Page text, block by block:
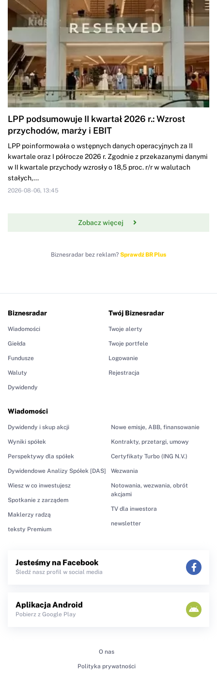
LPP podsumowuje II kwartał 2026 r.: Wzrost
przychodów, marży i EBIT
LPP poinformowała o wstępnych danych operacyjnych za II
kwartale oraz I półrocze 2026 r. Zgodnie z przekazanymi danymi
w II kwartale przychody wzrosły o 18,5 proc. r/r w walutach
stałych,...
2026-08-06, 13:45
Zobacz więcej
Biznesradar bez reklam? Sprawdź BR Plus
Biznesradar
Wiadomości
Giełda
Fundusze
Waluty
Dywidendy
Wiadomości
Dywidendy i skup akcji
Wyniki spółek
Perspektywy dla spółek
Dywidendowe Analizy Spółek [DAS]
Wiesz w co inwestujesz
Spotkanie z zarządem
Maklerzy radzą
teksty Premium
Nowe emisje, ABB, finansowanie
Kontrakty, przetargi, umowy
Certyfikaty Turbo (ING N.V.)
Wezwania
Notowania, wezwania, obrót
akcjami
TV dla inwestora
newsletter
Twój Biznesradar
Twoje alerty
Twoje portfele
Logowanie
Rejestracja
Jesteśmy na Facebook
Śledź nasz profil w social media
Aplikacja Android
Pobierz z Google Play
O nas
Polityka prywatności